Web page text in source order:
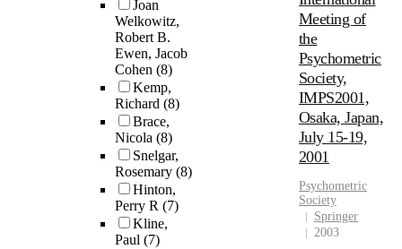
Joan
Welkowitz,
Robert B.
Ewen, Jacob
Cohen (8)
Kemp,
Richard (8)
Brace,
Nicola (8)
Snelgar,
Rosemary (8)
Hinton,
Perry R (7)
Kline,
Paul (7)
Meeting of
the
Psychometric
Society,
IMPS2001,
Osaka, Japan,
July 15-19,
2001
Psychometric
Society
Springer
2003